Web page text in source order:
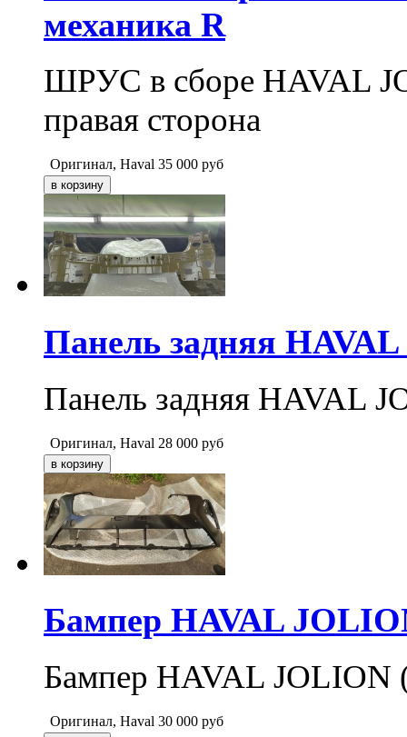
механика R
ШРУС в сборе HAVAL
правая сторона
Оригинал, Haval 35 000 руб
Панель задняя
Панель задняя HAVAL
Оригинал, Haval 28 000 руб
Бампер HAVAL
Бампер HAVAL JOLION
Оригинал, Haval 30 000 руб